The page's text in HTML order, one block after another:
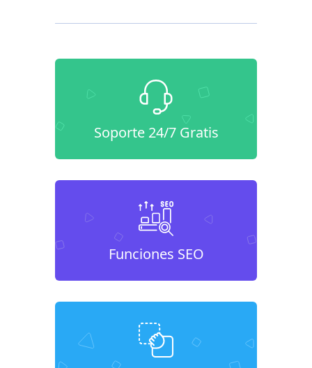
Soporte 24/7 Gratis
Funciones SEO